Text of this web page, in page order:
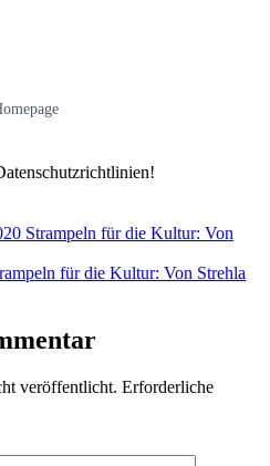
Strampeln für die Kultur: Von
für die Kultur: Von Strehla
veröffentlicht. Erforderliche